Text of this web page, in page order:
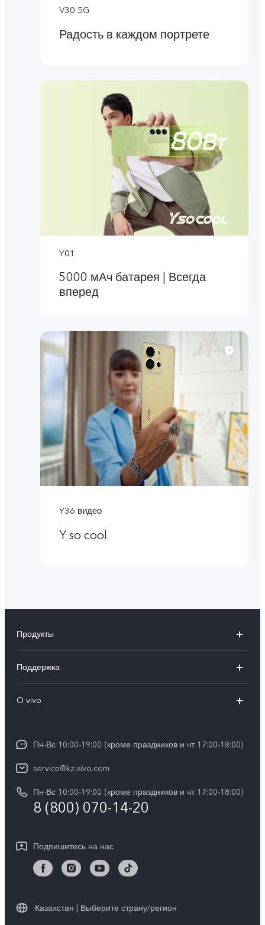
V30 5G
Радость в каждом портрете
Y01
5000 мАч батарея | Всегда
вперед
Y36 видео
Y so cool
Продукты
V40
V30 5G
Y36
TWS 3e
Поддержка
Сервисные центры
Funtouch OS
IMEI аутентификация
Обновление системы
Запрос хода ремонта
O vivo
Пресс-центр
Карьера в vivo
Юридическая информация
Центр конфиденциальности vivo
Стабильность
Пн-Вс 10:00-19:00 (кроме праздников и чт 17:00-18:00)
service@kz.vivo.com
Пн-Вс 10:00-19:00 (кроме праздников и чт 17:00-18:00)
8 (800) 070-14-20
Подпишитесь на нас
Казахстан | Выберите страну/регион